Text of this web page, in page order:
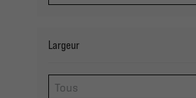
Largeur